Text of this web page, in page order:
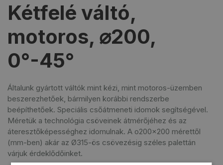
Kétfelé váltó,
motoros, ⌀200,
0°-45°
Általunk gyártott váltók mint kézi, mint motoros-üzemben
beszerezhetőek, bármilyen korábbi rendszerbe
beépíthetőek. Speciális csőátmeneti idomok segítségével.
Méretük a technológia csöveinek átmérőjéhez és az
áteresztőképességhez idomulnak. A o200x200 mérettől
(mm-ben) akár az Ø315-ös csövezésig széles palettán
várjuk érdeklődőinket.